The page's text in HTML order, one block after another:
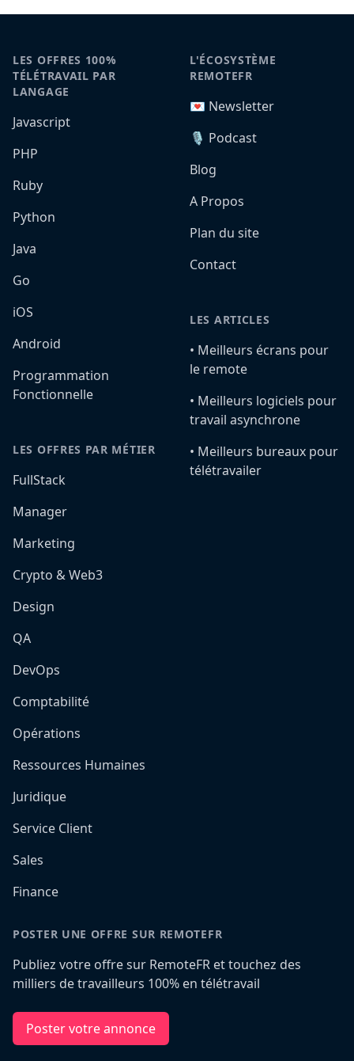
LES OFFRES 100%
TÉLÉTRAVAIL PAR
LANGAGE
Javascript
PHP
Ruby
Python
Java
Go
iOS
Android
Programmation
Fonctionnelle
LES OFFRES PAR MÉTIER
FullStack
Manager
Marketing
Crypto & Web3
Design
QA
DevOps
Comptabilité
Opérations
Ressources Humaines
Juridique
Service Client
Sales
Finance
L'ÉCOSYSTÈME
REMOTEFR
💌 Newsletter
🎙️ Podcast
Blog
A Propos
Plan du site
Contact
LES ARTICLES
•️ Meilleurs écrans pour
le remote
•️ Meilleurs logiciels pour
travail asynchrone
•️ Meilleurs bureaux pour
télétravailer
POSTER UNE OFFRE SUR REMOTEFR
Publiez votre offre sur RemoteFR et touchez des
milliers de travailleurs 100% en télétravail
Poster votre annonce